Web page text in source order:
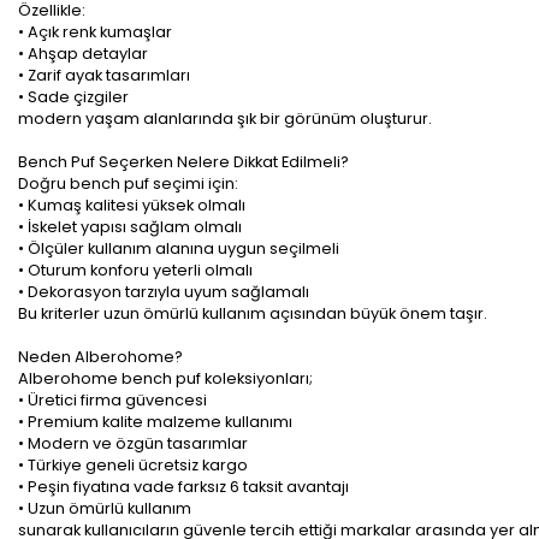
Özellikle:
• Açık renk kumaşlar
• Ahşap detaylar
• Zarif ayak tasarımları
• Sade çizgiler
modern yaşam alanlarında şık bir görünüm oluşturur.
Bench Puf Seçerken Nelere Dikkat Edilmeli?
Doğru bench puf seçimi için:
• Kumaş kalitesi yüksek olmalı
• İskelet yapısı sağlam olmalı
• Ölçüler kullanım alanına uygun seçilmeli
• Oturum konforu yeterli olmalı
• Dekorasyon tarzıyla uyum sağlamalı
Bu kriterler uzun ömürlü kullanım açısından büyük önem taşır.
Neden Alberohome?
Alberohome bench puf koleksiyonları;
• Üretici firma güvencesi
• Premium kalite malzeme kullanımı
• Modern ve özgün tasarımlar
• Türkiye geneli ücretsiz kargo
• Peşin fiyatına vade farksız 6 taksit avantajı
• Uzun ömürlü kullanım
sunarak kullanıcıların güvenle tercih ettiği markalar arasında yer